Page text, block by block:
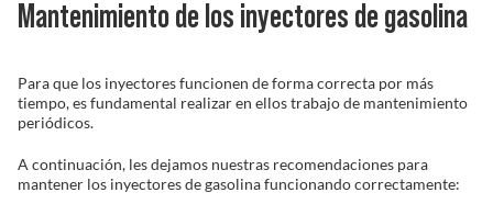
Mantenimiento de los inyectores de gasolina
Para que los inyectores funcionen de forma correcta por más
tiempo, es fundamental realizar en ellos trabajo de mantenimiento
periódicos.
A continuación, les dejamos nuestras recomendaciones para
mantener los inyectores de gasolina funcionando correctamente: